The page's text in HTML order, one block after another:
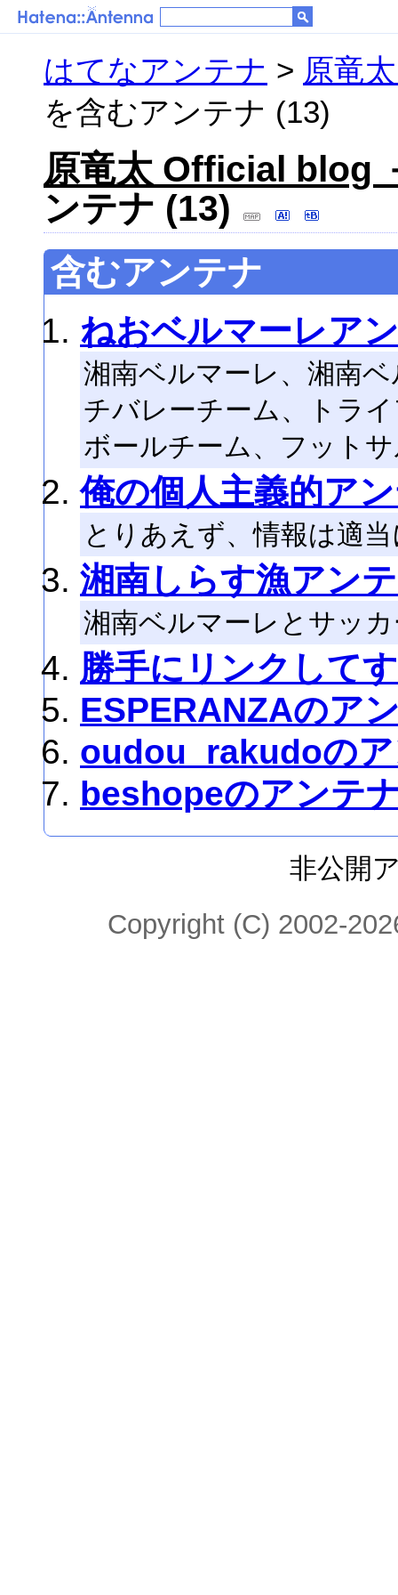
はてなアンテナ > 原竜
を含むアンテナ (13)
原竜太 Official blog
ンテナ (13)
含むアンテナ
ねおベルマーレア
湘南ベルマーレ、湘南
チバレーチーム、トラ
ボールチーム、フット
俺の個人主義的ア
とりあえず、情報は適
湘南しらす漁アン
湘南ベルマーレとサッ
勝手にリンクして
ESPERANZAのア
oudou_rakudoの
beshopeのアンテ
非公開
Copyright (C) 2002-